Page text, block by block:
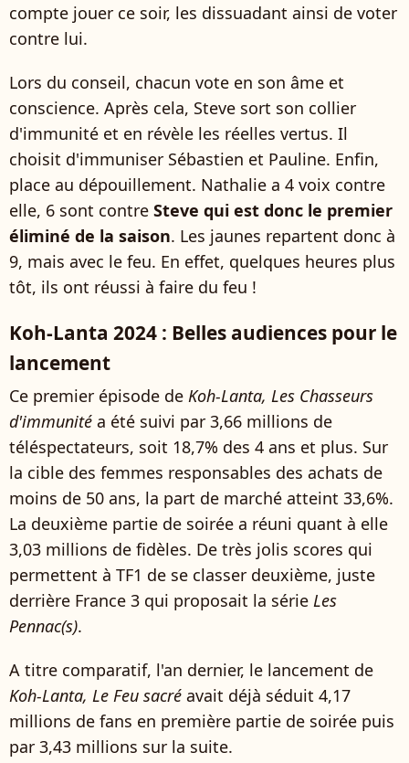
compte jouer ce soir, les dissuadant ainsi de voter
contre lui.
Lors du conseil, chacun vote en son âme et
conscience. Après cela, Steve sort son collier
d'immunité et en révèle les réelles vertus. Il
choisit d'immuniser Sébastien et Pauline. Enfin,
place au dépouillement. Nathalie a 4 voix contre
elle, 6 sont contre Steve qui est donc le premier
éliminé de la saison. Les jaunes repartent donc à
9, mais avec le feu. En effet, quelques heures plus
tôt, ils ont réussi à faire du feu !
Koh-Lanta 2024 : Belles audiences pour le
lancement
Ce premier épisode de Koh-Lanta, Les Chasseurs
d'immunité a été suivi par 3,66 millions de
téléspectateurs, soit 18,7% des 4 ans et plus. Sur
la cible des femmes responsables des achats de
moins de 50 ans, la part de marché atteint 33,6%.
La deuxième partie de soirée a réuni quant à elle
3,03 millions de fidèles. De très jolis scores qui
permettent à TF1 de se classer deuxième, juste
derrière France 3 qui proposait la série Les
Pennac(s).
A titre comparatif, l'an dernier, le lancement de
Koh-Lanta, Le Feu sacré avait déjà séduit 4,17
millions de fans en première partie de soirée puis
par 3,43 millions sur la suite.